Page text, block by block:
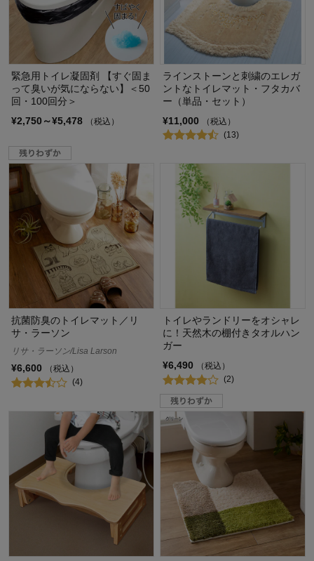
緊急用トイレ凝固剤 【すぐ固ま
って臭いが気にならない】＜50
回・100回分＞
¥2,750～¥5,478
（税込）
ラインストーンと刺繍のエレガ
ントなトイレマット・フタカバ
ー（単品・セット）
¥11,000
（税込）
(13)
抗菌防臭のトイレマット／リ
サ・ラーソン
リサ・ラーソン/Lisa Larson
¥6,600
（税込）
(4)
トイレやランドリーをオシャレ
に！天然木の棚付きタオルハン
ガー
¥6,490
（税込）
(2)